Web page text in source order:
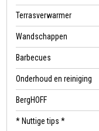
Terrasverwarmer
Wandschappen
Barbecues
Onderhoud en reiniging
BergHOFF
* Nuttige tips *